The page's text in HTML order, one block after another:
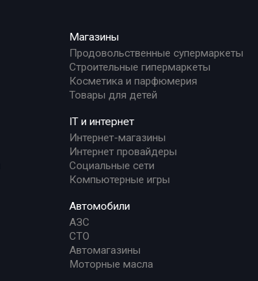
Магазины
Продовольственные супермаркеты
Строительные гипермаркеты
Косметика и парфюмерия
Товары для детей
IT и интернет
Интернет-магазины
Интернет провайдеры
Социальные сети
Компьютерные игры
Автомобили
АЗС
СТО
Автомагазины
Моторные масла